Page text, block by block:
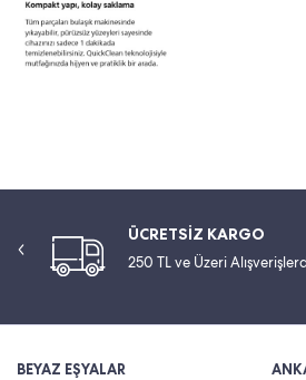
ÜCRETSİZ KARGO
250 TL ve Üzeri
BEYAZ EŞYALAR